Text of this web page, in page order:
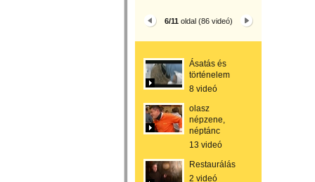
6/11oldal (86 videó)
Ásatás és
történelem
8 videó
olasz
népzene,
néptánc
13 videó
Restaurálás
2 videó